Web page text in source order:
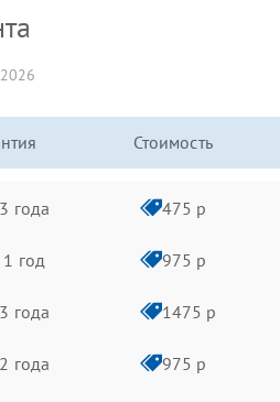
Стоимость
3 года 475 р
1 год 975 р
3 года 1475 р
2 года 975 р